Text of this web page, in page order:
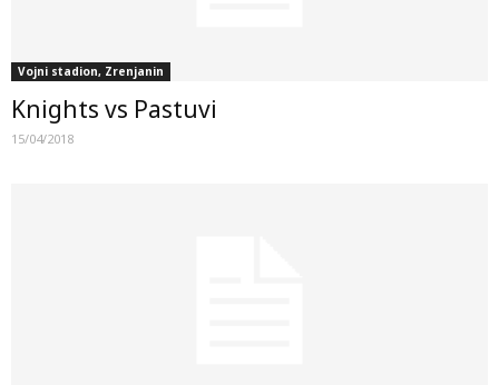
Vojni stadion, Zrenjanin
Knights vs Pastuvi
15/04/2018